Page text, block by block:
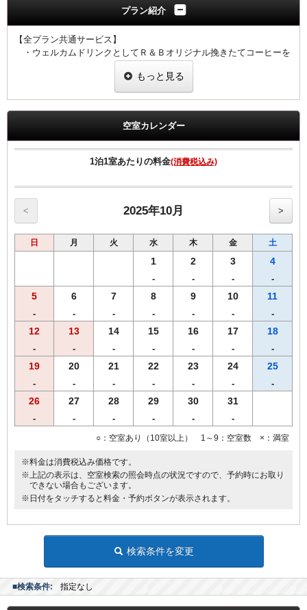
プラン紹介
【全プラン共通サービス】
・ウェルカムドリンクとしてＲ＆Ｂオリジナル挽きたてコーヒーを
・全室インターネット回線接続可能（Wi-Fi・有線LAN）
もっと見る
空室カレンダー
1泊1室あたりの料金(消費税込み)
< 2025年10月 >
日 月 火 水 木 金 土
1
-
2
-
3
-
4
-
5
-
6
-
7
-
8
-
9
-
10
-
11
-
12
-
13
-
14
-
15
-
16
-
17
-
18
-
19
-
20
-
21
-
22
-
23
-
24
-
25
-
26
-
27
-
28
-
29
-
30
-
31
-
○：空室あり（10室以上） 1～9：空室数 ×：満室
※料金は消費税込み価格です。
※上記の表示は、空室検索の照会時点の状況ですので、予約時にお取り
できない場合もございます。
※日付をタッチすると料金・予約ボタンが表示されます。
検索条件を変更
■検索条件: 指定なし